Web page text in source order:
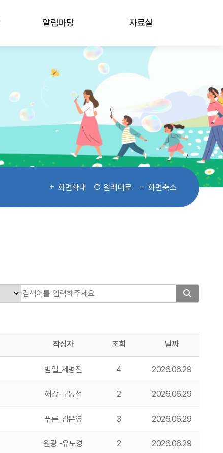
알림마당 자료실
화면확대 원래대로 화면축소
작성자 조회 날짜
범일_제명진 4 2026.06.29
해강-구동선 2 2026.06.29
푸른_김은영 3 2026.06.29
원광 -유도경 2 2026.06.29